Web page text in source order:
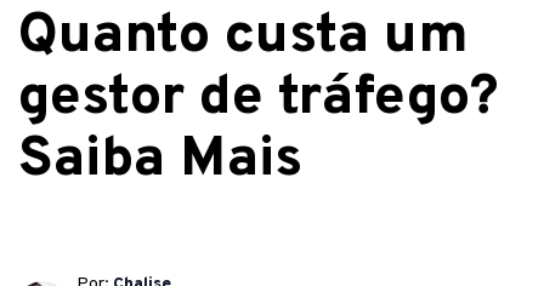
Quanto custa um
gestor de tráfego?
Saiba Mais